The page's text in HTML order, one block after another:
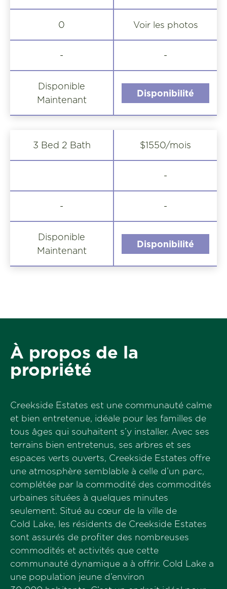
0 Voir les photos
- -
Disponible
Maintenant
Disponibilité
3 Bed 2 Bath $1550/mois
-
- -
Disponible
Maintenant
Disponibilité
À propos de la
propriété
Creekside Estates est une communauté calme
et bien entretenue, idéale pour les familles de
tous âges qui souhaitent s’y installer. Avec ses
terrains bien entretenus, ses arbres et ses
espaces verts ouverts, Creekside Estates offre
une atmosphère semblable à celle d’un parc,
complétée par la commodité des commodités
urbaines situées à quelques minutes
seulement. Situé au cœur de la ville de
Cold Lake, les résidents de Creekside Estates
sont assurés de profiter des nombreuses
commodités et activités que cette
communauté dynamique a à offrir. Cold Lake a
une population jeune d’environ